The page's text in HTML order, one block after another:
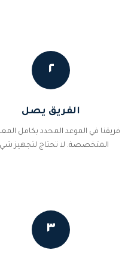
٢
الفريق يصل
في الموعد المحدد بكامل
المتخصصة. لا تحتاج لتجهيز
٣